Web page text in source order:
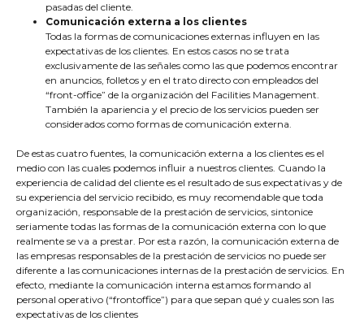
pasadas del cliente.
Comunicación externa a los clientes
Todas la formas de comunicaciones externas influyen en las
expectativas de los clientes. En estos casos no se trata
exclusivamente de las señales como las que podemos encontrar
en anuncios, folletos y en el trato directo con empleados del
“front-office” de la organización del Facilities Management.
También la apariencia y el precio de los servicios pueden ser
considerados como formas de comunicación externa.
De estas cuatro fuentes, la comunicación externa a los clientes es el
medio con las cuales podemos influir a nuestros clientes. Cuando la
experiencia de calidad del cliente es el resultado de sus expectativas y de
su experiencia del servicio recibido, es muy recomendable que toda
organización, responsable de la prestación de servicios, sintonice
seriamente todas las formas de la comunicación externa con lo que
realmente se va a prestar. Por esta razón, la comunicación externa de
las empresas responsables de la prestación de servicios no puede ser
diferente a las comunicaciones internas de la prestación de servicios. En
efecto, mediante la comunicación interna estamos formando al
personal operativo (“frontoffice”) para que sepan qué y cuales son las
expectativas de los clientes